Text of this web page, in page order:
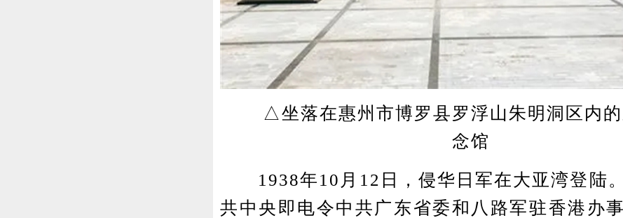
△坐落在惠州市博罗县罗浮山朱明洞区内的
念馆
1938年10月12日，侵华日军在大亚湾登陆
共中央即电令中共广东省委和八路军驻香港办